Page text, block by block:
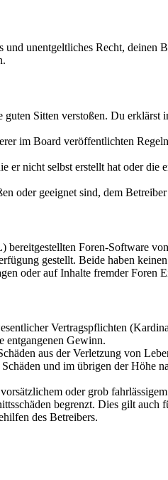
unentgeltliches Recht, deinen
Sitten verstoßen. Du erklärst
im Board veröffentlichten
nicht selbst erstellt hat oder die
oder geeignet sind, dem
bereitgestellten Foren-Software
gestellt. Beide haben
oder auf Inhalte fremder Foren
Vertragspflichten
entgangenen Gewinn.
aus der Verletzung von
und im übrigen der Höhe
oder grob
begrenzt. Dies gilt auch
des Betreibers.